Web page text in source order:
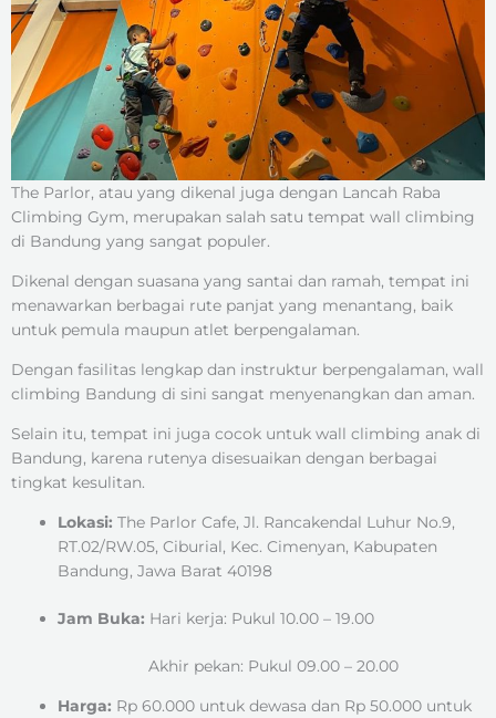
The Parlor, atau yang dikenal juga dengan Lancah Raba
Climbing Gym, merupakan salah satu tempat wall climbing
di Bandung yang sangat populer.
Dikenal dengan suasana yang santai dan ramah, tempat ini
menawarkan berbagai rute panjat yang menantang, baik
untuk pemula maupun atlet berpengalaman.
Dengan fasilitas lengkap dan instruktur berpengalaman, wall
climbing Bandung di sini sangat menyenangkan dan aman.
Selain itu, tempat ini juga cocok untuk wall climbing anak di
Bandung, karena rutenya disesuaikan dengan berbagai
tingkat kesulitan.
Lokasi: The Parlor Cafe, Jl. Rancakendal Luhur No.9,
RT.02/RW.05, Ciburial, Kec. Cimenyan, Kabupaten
Bandung, Jawa Barat 40198
Jam Buka: Hari kerja: Pukul 10.00 – 19.00
Akhir pekan: Pukul 09.00 – 20.00
Harga: Rp 60.000 untuk dewasa dan Rp 50.000 untuk